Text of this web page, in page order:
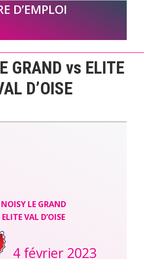
D’EMPLOI
GRAND vs ELITE
D’OISE
NOISY LE GRAND
ELITE VAL D’OISE
4 février 2023